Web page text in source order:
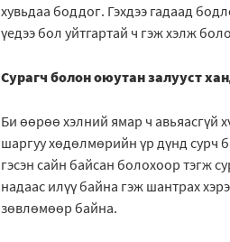
хувьдаа боддог. Гэхдээ гадаад
үедээ бол уйтгартай ч гэж хэлж
Сурагч болон оюутан залууст
Би өөрөө хэлний ямар ч авьяасгүй
шаргуу хөдөлмөрийн үр дүнд сурч
гэсэн сайн байсан болохоор тэгж
надаас илүү байна гэж шантрах
зөвлөмөөр байна.